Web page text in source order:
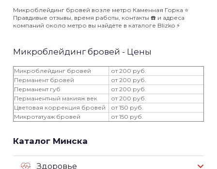
Микроблейдинг бровей возле метро Каменная Горка ⭐️
Правдивые отзывы, время работы, контакты ☎️ и адреса
компаний около метро вы найдёте в каталоге Blizko ⚡️
Микроблейдинг бровей - Цены
Микроблейдинг бровей
от 200 руб.
Перманент бровей
от 200 руб.
Перманент губ
от 200 руб.
Перманентный макияж век
от 200 руб.
Цветовая коррекция бровей
от 150 руб.
Микротатуаж бровей
от 150 руб.
Каталог Минска
Здоровье